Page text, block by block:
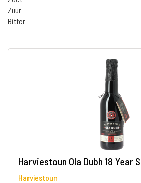
Zuur
Bitter
Harviestoun Ola Dubh 18 Year
Harviestoun